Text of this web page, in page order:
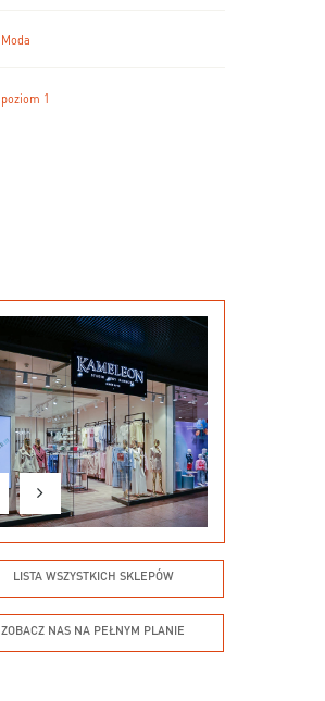
Moda
poziom 1
LISTA WSZYSTKICH SKLEPÓW
ZOBACZ NAS NA PEŁNYM PLANIE